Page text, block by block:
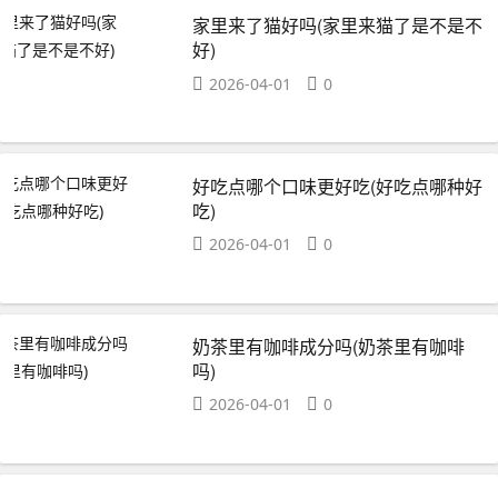
家里来了猫好吗(家里来猫了是不是不
好)
2026-04-01 0
好吃点哪个口味更好吃(好吃点哪种好
吃)
2026-04-01 0
奶茶里有咖啡成分吗(奶茶里有咖啡
吗)
2026-04-01 0